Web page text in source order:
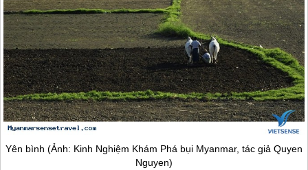
Nhìn cây thôi cũng đẹp (Ảnh: Kinh Nghiệm Vivu bụi
Myanmar, tác giả Quyen Nguyen)
Các bạn cũng nên tranh thủ thăm thú chợ Nyangung Oo và tìm hiểu
về cuộc sống người dân địa phương ở đây.
+ 18 giờ: ăn tối, dạo quanh chùa Shwezigon lộng lẫy ánh vàng dưới
ánh đèn về đêm.
Day 6,7: Mandalay